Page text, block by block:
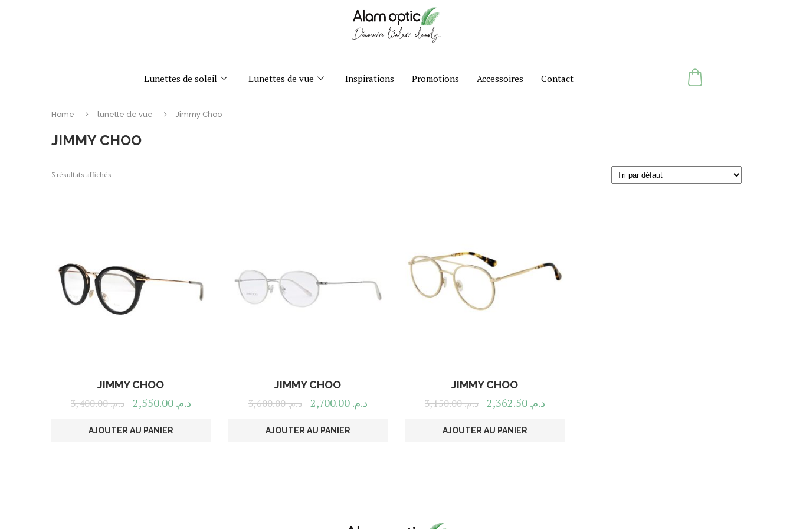
Lunettes de soleil Lunettes de vue Inspirations Promotions Accessoires Contact
Home lunette de vue Jimmy Choo
JIMMY CHOO
3 résultats affichés
JIMMY CHOO
د.م.3,400.00 د.م. 2,550.00
AJOUTER AU PANIER
JIMMY CHOO
د.م.3,600.00 د.م. 2,700.00
AJOUTER AU PANIER
JIMMY CHOO
د.م.3,150.00 د.م. 2,362.50
AJOUTER AU PANIER